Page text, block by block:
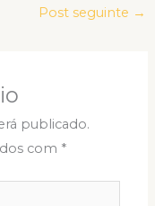
Post seguinte →
publicado.
com *